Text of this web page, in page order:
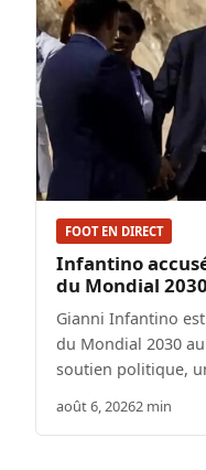
FOOT EN DIRECT
Infantino
du Mondial
Gianni Infantino
du Mondial 2030
soutien politique,
août 6, 20262 min